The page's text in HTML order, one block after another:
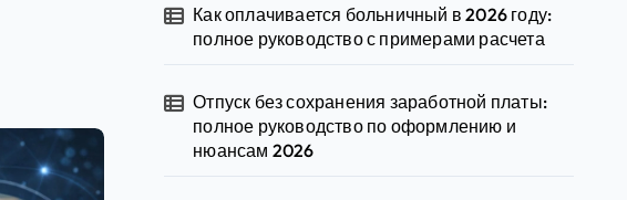
Как оплачивается больничный в 2026 году:
полное руководство с примерами расчета
Отпуск без сохранения заработной платы:
полное руководство по оформлению и
нюансам 2026